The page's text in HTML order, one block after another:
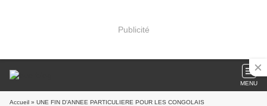
Publicité
MENU
Accueil » UNE FIN D’ANNEE PARTICULIERE POUR LES CONGOLAIS